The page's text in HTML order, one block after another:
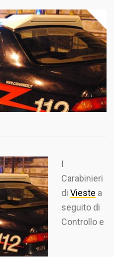
I
Carabinieri
di Vieste a
seguito di
Controllo e